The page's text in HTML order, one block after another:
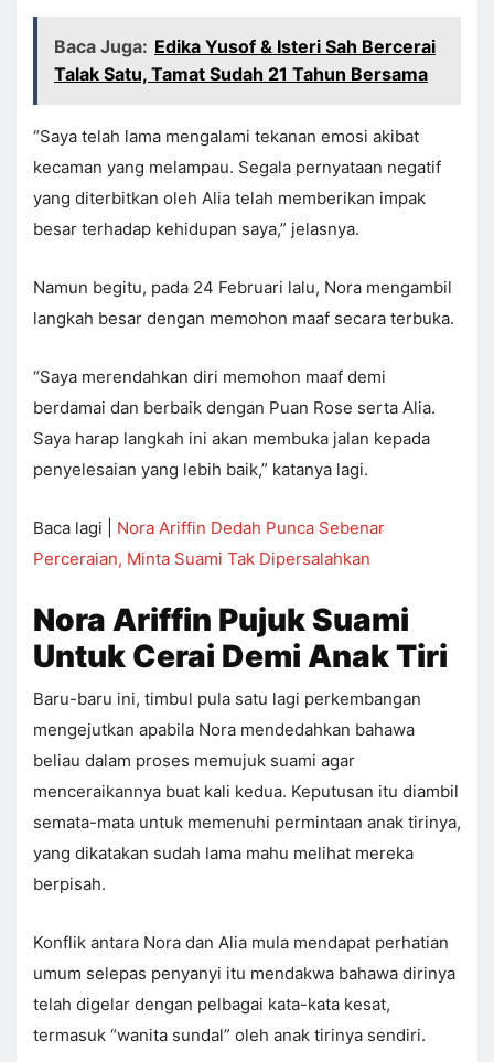
Baca Juga: Edika Yusof & Isteri Sah Bercerai
Talak Satu, Tamat Sudah 21 Tahun Bersama
“Saya telah lama mengalami tekanan emosi akibat
kecaman yang melampau. Segala pernyataan negatif
yang diterbitkan oleh Alia telah memberikan impak
besar terhadap kehidupan saya,” jelasnya.
Namun begitu, pada 24 Februari lalu, Nora mengambil
langkah besar dengan memohon maaf secara terbuka.
“Saya merendahkan diri memohon maaf demi
berdamai dan berbaik dengan Puan Rose serta Alia.
Saya harap langkah ini akan membuka jalan kepada
penyelesaian yang lebih baik,” katanya lagi.
Baca lagi | Nora Ariffin Dedah Punca Sebenar
Perceraian, Minta Suami Tak Dipersalahkan
Nora Ariffin Pujuk Suami
Untuk Cerai Demi Anak Tiri
Baru-baru ini, timbul pula satu lagi perkembangan
mengejutkan apabila Nora mendedahkan bahawa
beliau dalam proses memujuk suami agar
menceraikannya buat kali kedua. Keputusan itu diambil
semata-mata untuk memenuhi permintaan anak tirinya,
yang dikatakan sudah lama mahu melihat mereka
berpisah.
Konflik antara Nora dan Alia mula mendapat perhatian
umum selepas penyanyi itu mendakwa bahawa dirinya
telah digelar dengan pelbagai kata-kata kesat,
termasuk “wanita sundal” oleh anak tirinya sendiri.